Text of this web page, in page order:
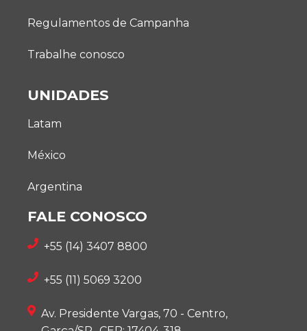
Regulamentos de Campanha
Trabalhe conosco
UNIDADES
Latam
México
Argentina
FALE CONOSCO
+55 (14) 3407 8800
+55 (11) 5069 3200
Av. Presidente Vargas, 70 - Centro,